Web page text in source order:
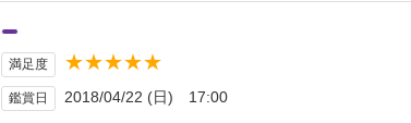
満足度 ★★★★★
鑑賞日 2018/04/22 (日) 17:00